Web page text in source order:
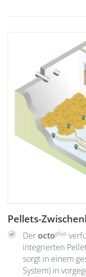
Pellets-
Deroctoplus
integrierten
sorgt in einem
System) in